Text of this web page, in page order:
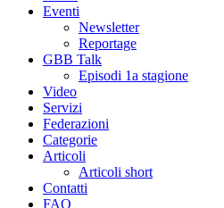
Eventi
Newsletter
Reportage
GBB Talk
Episodi 1a stagione
Video
Servizi
Federazioni
Categorie
Articoli
Articoli short
Contatti
FAQ